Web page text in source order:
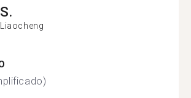
S.
Liaocheng